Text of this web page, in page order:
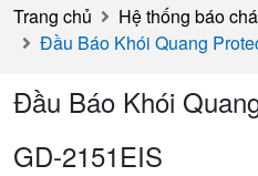
Trang chủ Hệ thống báo
Đầu Báo Khói Quang
Đầu Báo Khói
GD-2151EIS